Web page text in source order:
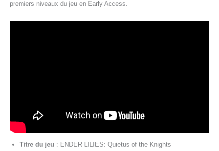
premiers niveaux du jeu en Early Access.
Titre du jeu : ENDER LILIES: Quietus of the Knights